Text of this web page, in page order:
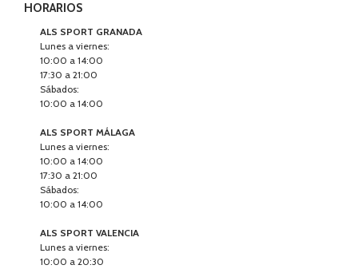
HORARIOS
ALS SPORT GRANADA
Lunes a viernes:
10:00 a 14:00
17:30 a 21:00
Sábados:
10:00 a 14:00
ALS SPORT MÁLAGA
Lunes a viernes:
10:00 a 14:00
17:30 a 21:00
Sábados:
10:00 a 14:00
ALS SPORT VALENCIA
Lunes a viernes:
10:00 a 20:30